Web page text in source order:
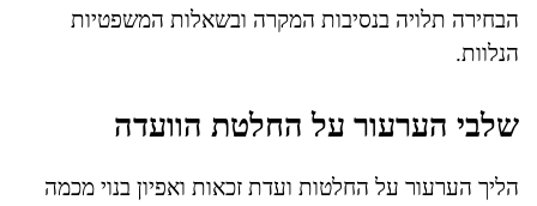
הבחירה תלויה בנסיבות המקרה ובשאלות המשפטיות
הנלוות.
שלבי הערעור על החלטת הוועדה
הליך הערעור על החלטות ועדת זכאות ואפיון בנוי מכמה